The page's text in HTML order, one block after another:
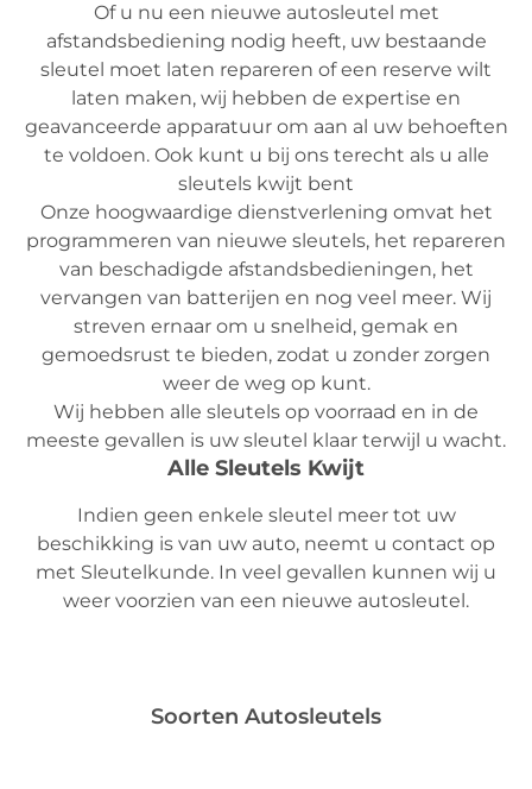
Of u nu een nieuwe autosleutel met
afstandsbediening nodig heeft, uw bestaande
sleutel moet laten repareren of een reserve wilt
laten maken, wij hebben de expertise en
geavanceerde apparatuur om aan al uw behoeften
te voldoen. Ook kunt u bij ons terecht als u alle
sleutels kwijt bent
Onze hoogwaardige dienstverlening omvat het
programmeren van nieuwe sleutels, het repareren
van beschadigde afstandsbedieningen, het
vervangen van batterijen en nog veel meer. Wij
streven ernaar om u snelheid, gemak en
gemoedsrust te bieden, zodat u zonder zorgen
weer de weg op kunt.
Wij hebben alle sleutels op voorraad en in de
meeste gevallen is uw sleutel klaar terwijl u wacht.
Alle Sleutels Kwijt
Indien geen enkele sleutel meer tot uw
beschikking is van uw auto, neemt u contact op
met Sleutelkunde. In veel gevallen kunnen wij u
weer voorzien van een nieuwe autosleutel.
Soorten Autosleutels